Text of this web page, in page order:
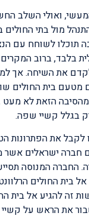
ואולי השלב
מול בתי החולים
תוכלו לשוחח עם
בלבד, ברוב
את השיחה. אך
מטעם בית החולים
הזאת לא מעט
בגלל קשיי שפה.
את הפתרונות
חברה ישראלים
החברה המנוסה
בית החולים
זה להגיע אל בית
את הראש על